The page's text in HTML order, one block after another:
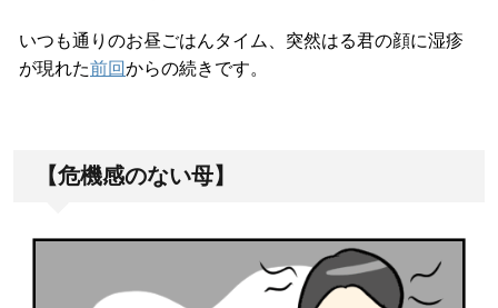
いつも通りのお昼ごはんタイム、突然はる君の顔に湿疹
が現れた前回からの続きです。
【危機感のない母】